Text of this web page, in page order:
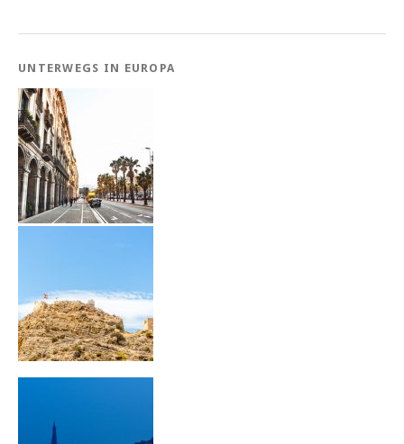
UNTERWEGS IN EUROPA